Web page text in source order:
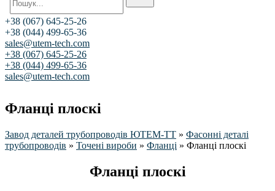
+38 (067) 645-25-26
+38 (044) 499-65-36
sales@utem-tech.com
+38 (067) 645-25-26
+38 (044) 499-65-36
sales@utem-tech.com
Фланці плоскі
Завод деталей трубопроводів ЮТЕМ-ТТ » Фасонні деталі
трубопроводів » Точені вироби » Фланці » Фланці плоскі
Фланці плоскі